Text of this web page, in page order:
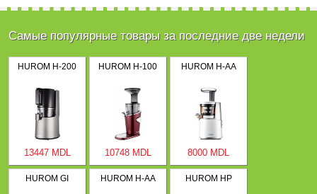
Самые популярные товары за последние две недели
HUROM H-200
13447 MDL
HUROM H-100
10748 MDL
HUROM H-AA
8000 MDL
HUROM GI HUROM H-AA HUROM HP